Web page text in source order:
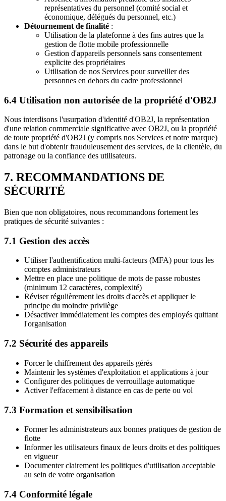
représentatives du personnel (comité social et
économique, délégués du personnel, etc.)
Détournement de finalité :
Utilisation de la plateforme à des fins autres que la
gestion de flotte mobile professionnelle
Gestion d'appareils personnels sans consentement
explicite des propriétaires
Utilisation de nos Services pour surveiller des
personnes en dehors du cadre professionnel
6.4 Utilisation non autorisée de la propriété d'OB2J
Nous interdisons l'usurpation d'identité d'OB2J, la représentation
d'une relation commerciale significative avec OB2J, ou la propriété
de toute propriété d'OB2J (y compris nos Services et notre marque)
dans le but d'obtenir frauduleusement des services, de la clientèle, du
patronage ou la confiance des utilisateurs.
7. RECOMMANDATIONS DE
SÉCURITÉ
Bien que non obligatoires, nous recommandons fortement les
pratiques de sécurité suivantes :
7.1 Gestion des accès
Utiliser l'authentification multi-facteurs (MFA) pour tous les
comptes administrateurs
Mettre en place une politique de mots de passe robustes
(minimum 12 caractères, complexité)
Réviser régulièrement les droits d'accès et appliquer le
principe du moindre privilège
Désactiver immédiatement les comptes des employés quittant
l'organisation
7.2 Sécurité des appareils
Forcer le chiffrement des appareils gérés
Maintenir les systèmes d'exploitation et applications à jour
Configurer des politiques de verrouillage automatique
Activer l'effacement à distance en cas de perte ou vol
7.3 Formation et sensibilisation
Former les administrateurs aux bonnes pratiques de gestion de
flotte
Informer les utilisateurs finaux de leurs droits et des politiques
en vigueur
Documenter clairement les politiques d'utilisation acceptable
au sein de votre organisation
7.4 Conformité légale